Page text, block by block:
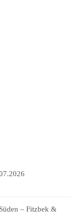
– Fitzbek &